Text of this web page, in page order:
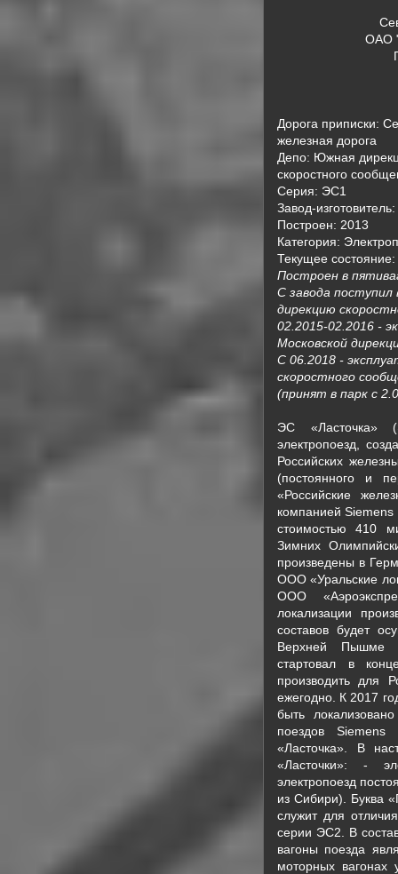
ОАО
Дорога приписки:
железная дорога
Депо: Южная
скоростного
Серия: ЭС1
Завод-
Построен: 2013
Категория:
Текущее
Построен в
С завода
дирекцию
02.2015-02.2016 -
Московской
С 06.2018 -
скоростного
(принят в парк с
ЭС «Ласточка»
электропоезд,
Российских
(постоянного и
«Российские
компанией Siemens
стоимостью 410
Зимних
произведены в
ООО «Уральские
ООО
локализации
составов будет
Верхней Пышме
стартовал в
производить для
ежегодно. К 2017
быть
поездов Siemens
«Ласточка». В
«Ласточки»: -
электропоезд
из Сибири). Буква
служит для
серии ЭС2. В
вагоны поезда
моторных вагонах